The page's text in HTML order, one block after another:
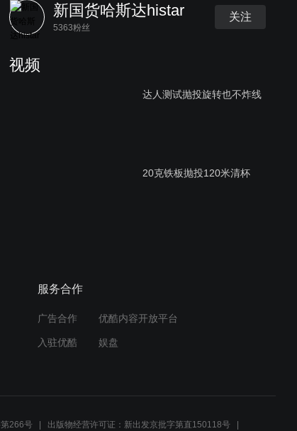
新国货哈斯达histar
5363粉丝
关注
视频
达人测试抛投旋转也不炸线
20克铁板抛投120米清杯
服务合作
广告合作 优酷内容开放平台
入驻优酷 娱盘
266号 出版物经营许可证：新出发京批字第直150118号